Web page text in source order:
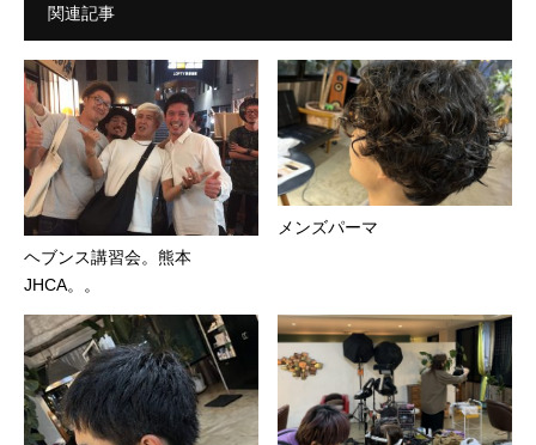
関連記事
ヘブンス講習会。熊本
JHCA。。
メンズパーマ